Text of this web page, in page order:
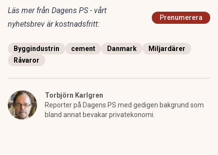
Läs mer från Dagens PS - vårt
nyhetsbrev är kostnadsfritt:
Prenumerera
Byggindustrin cement Danmark
Miljardärer
Råvaror
Torbjörn Karlgren
Reporter på Dagens PS med gedigen bakgrund som
bland annat bevakar privatekonomi.